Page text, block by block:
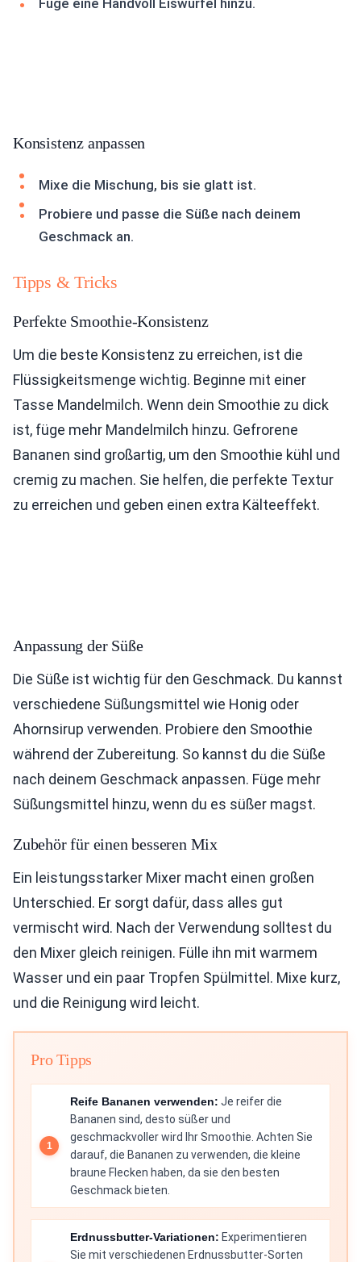
Füge eine Handvoll Eiswürfel hinzu.
Konsistenz anpassen
Mixe die Mischung, bis sie glatt ist.
Probiere und passe die Süße nach deinem
Geschmack an.
Tipps & Tricks
Perfekte Smoothie-Konsistenz
Um die beste Konsistenz zu erreichen, ist die
Flüssigkeitsmenge wichtig. Beginne mit einer
Tasse Mandelmilch. Wenn dein Smoothie zu dick
ist, füge mehr Mandelmilch hinzu. Gefrorene
Bananen sind großartig, um den Smoothie kühl und
cremig zu machen. Sie helfen, die perfekte Textur
zu erreichen und geben einen extra Kälteeffekt.
Anpassung der Süße
Die Süße ist wichtig für den Geschmack. Du kannst
verschiedene Süßungsmittel wie Honig oder
Ahornsirup verwenden. Probiere den Smoothie
während der Zubereitung. So kannst du die Süße
nach deinem Geschmack anpassen. Füge mehr
Süßungsmittel hinzu, wenn du es süßer magst.
Zubehör für einen besseren Mix
Ein leistungsstarker Mixer macht einen großen
Unterschied. Er sorgt dafür, dass alles gut
vermischt wird. Nach der Verwendung solltest du
den Mixer gleich reinigen. Fülle ihn mit warmem
Wasser und ein paar Tropfen Spülmittel. Mixe kurz,
und die Reinigung wird leicht.
Pro Tipps
Reife Bananen verwenden: Je reifer die
Bananen sind, desto süßer und
geschmackvoller wird Ihr Smoothie. Achten Sie
darauf, die Bananen zu verwenden, die kleine
braune Flecken haben, da sie den besten
Geschmack bieten.
Erdnussbutter-Variationen: Experimentieren
Sie mit verschiedenen Erdnussbutter-Sorten